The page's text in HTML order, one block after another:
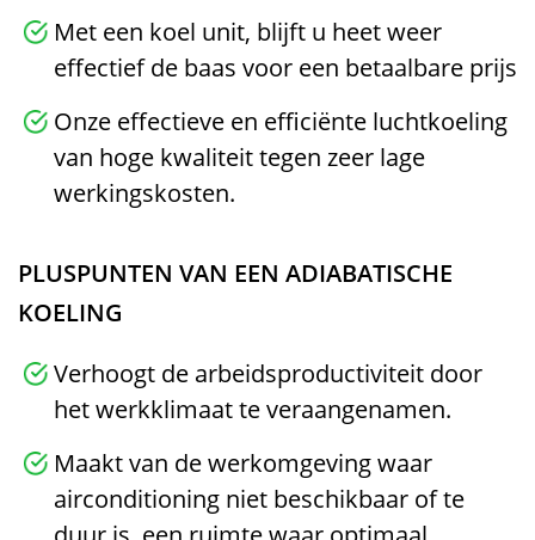
Met een koel unit, blijft u heet weer
effectief de baas voor een betaalbare prijs
Onze effectieve en efficiënte luchtkoeling
van hoge kwaliteit tegen zeer lage
werkingskosten.
PLUSPUNTEN VAN EEN ADIABATISCHE
KOELING
Verhoogt de arbeidsproductiviteit door
het werkklimaat te veraangenamen.
Maakt van de werkomgeving waar
airconditioning niet beschikbaar of te